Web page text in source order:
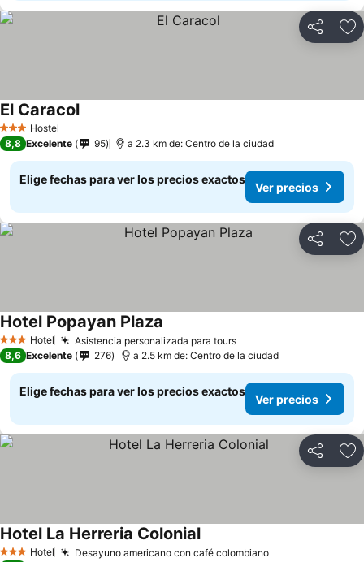
Compartir
3 EstrellasHostel
El CaracolVer precios
8,8 Excelente 95 a 2.3 km de: Centro de la ciudad
Elige fechas para ver los precios exactos
Ver precios
Compartir
3 Estrellas
Hotel Asistencia personalizada para toursVer precios
Hotel Popayan Plaza
8,6 Excelente 276 a 2.5 km de: Centro de la ciudad
Elige fechas para ver los precios exactos
Ver precios
Compartir
3 Estrellas
Hotel Desayuno americano con café colombianoVer precios
Hotel La Herreria ColonialVer precios